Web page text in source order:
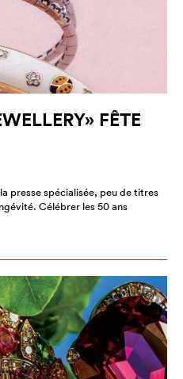
FÊTE
presse spécialisée, peu de titres
Célébrer les 50 ans